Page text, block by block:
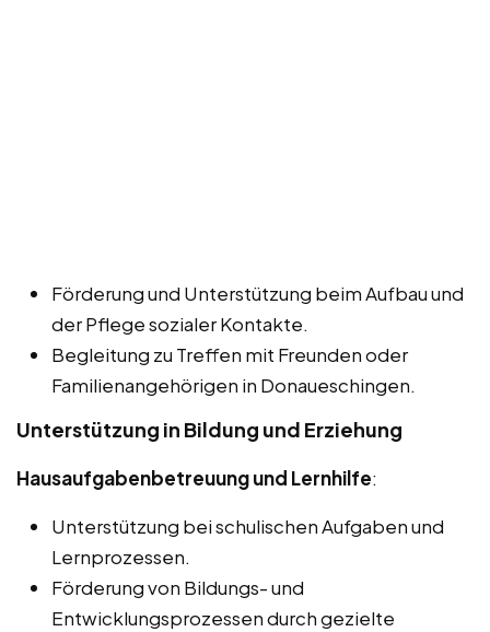
Förderung und Unterstützung beim Aufbau und
der Pflege sozialer Kontakte.
Begleitung zu Treffen mit Freunden oder
Familienangehörigen in Donaueschingen.
Unterstützung in Bildung und Erziehung
Hausaufgabenbetreuung und Lernhilfe:
Unterstützung bei schulischen Aufgaben und
Lernprozessen.
Förderung von Bildungs- und
Entwicklungsprozessen durch gezielte